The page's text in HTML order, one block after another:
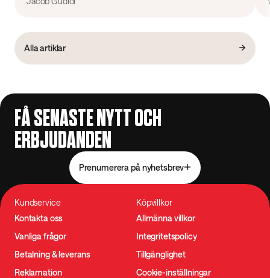
Alla artiklar
FÅ SENASTE NYTT OCH
ERBJUDANDEN
Prenumerera på nyhetsbrev
Kundservice
Kontakta oss
Vanliga frågor
Betalning & leverans
Reklamation
Köpvillkor
Allmänna villkor
Integritetspolicy
Tillgänglighet
Cookie-inställningar